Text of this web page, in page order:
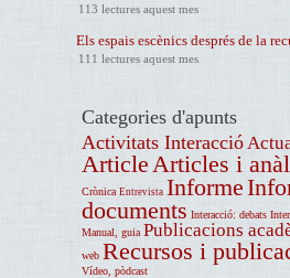
113 lectures aquest mes
Els espais escènics després de la
111 lectures aquest mes
Categories d'apunts
Activitats Interacció
Article Articles i
Crònica Entrevista Informe
documents Interacció: debats
Manual, guia Publicacions
web Recursos i
Vídeo, pòdcast